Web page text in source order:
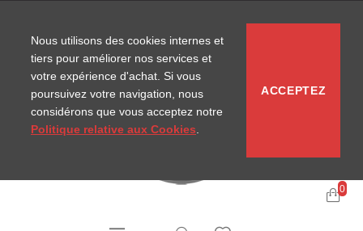
0
Nous utilisons des cookies internes et
tiers pour améliorer nos services et
votre expérience d'achat. Si vous
poursuivez votre navigation, nous
considérons que vous acceptez notre
Politique relative aux Cookies
ACCEPTEZ